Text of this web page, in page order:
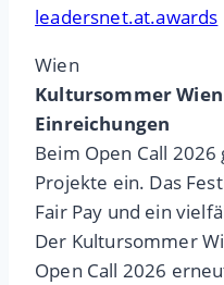
leadersnet.at.awards
Wien
Kultursommer
Einreichungen
Beim Open Call
Projekte ein. Das
Fair Pay und ein
Der Kultursommer
Open Call 2026